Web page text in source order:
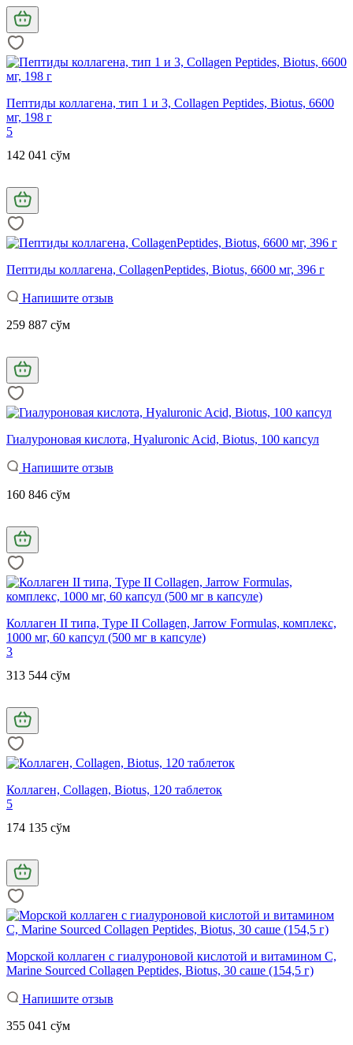
Пептиды коллагена, тип 1 и 3, Collagen Peptides, Biotus, 6600
мг, 198 г
5
142 041 сўм
Пептиды коллагена, CollagenPeptides, Biotus, 6600 мг, 396 г
Напишите отзыв
259 887 сўм
Гиалуроновая кислота, Hyaluronic Acid, Biotus, 100 капсул
Напишите отзыв
160 846 сўм
Коллаген II типа, Type II Collagen, Jarrow Formulas, комплекс,
1000 мг, 60 капсул (500 мг в капсуле)
3
313 544 сўм
Коллаген, Collagen, Biotus, 120 таблеток
5
174 135 сўм
Морской коллаген с гиалуроновой кислотой и витамином С,
Marine Sourced Collagen Peptidеs, Biotus, 30 саше (154,5 г)
Напишите отзыв
355 041 сўм